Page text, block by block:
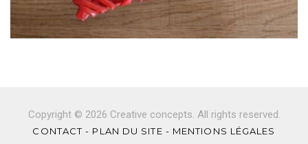
Copyright © 2026 Creative concepts. All rights reserved.
CONTACT - PLAN DU SITE - MENTIONS LÉGALES